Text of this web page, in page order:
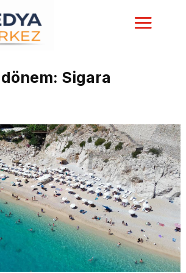
Sigara